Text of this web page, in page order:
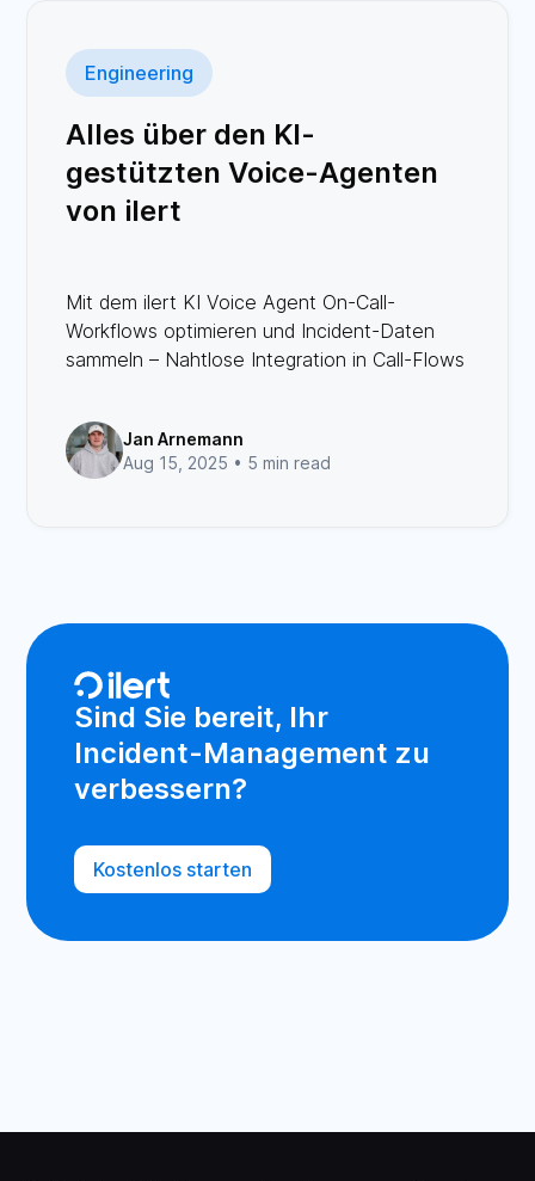
Engineering
Alles über den KI-
gestützten Voice-Agenten
von ilert
Mit dem ilert KI Voice Agent On-Call-
Workflows optimieren und Incident-Daten
sammeln – Nahtlose Integration in Call-Flows
Jan Arnemann
Aug 15, 2025 • 5 min read
Sind Sie bereit, Ihr
Incident-Management zu
verbessern?
Kostenlos starten